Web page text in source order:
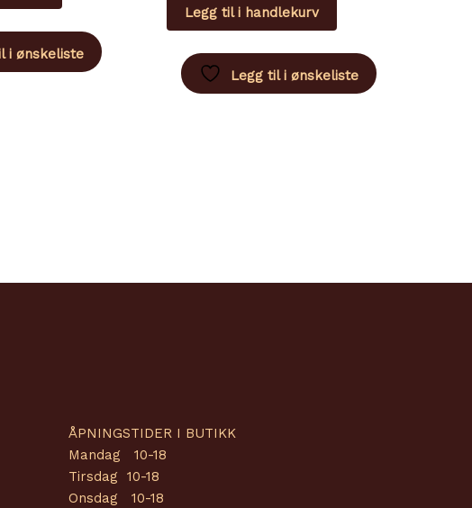
i ønskeliste
Legg til i handlekurv
Legg til i ønskeliste
ÅPNINGSTIDER I BUTIKK
Mandag 10-18
Tirsdag 10-18
Onsdag 10-18